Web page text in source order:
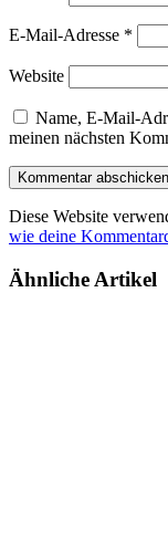
E-Mail-Adresse *
Website
Name, E-Mail-
meinen nächsten
Diese Website
wie deine
Ähnliche Artikel